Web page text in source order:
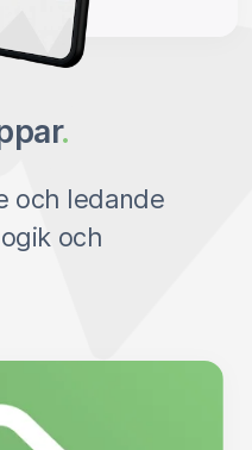
.
och ledande
och